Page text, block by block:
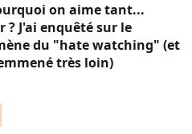
on aime tant...
? J'ai enquêté sur le
du "hate watching" (et
très loin)